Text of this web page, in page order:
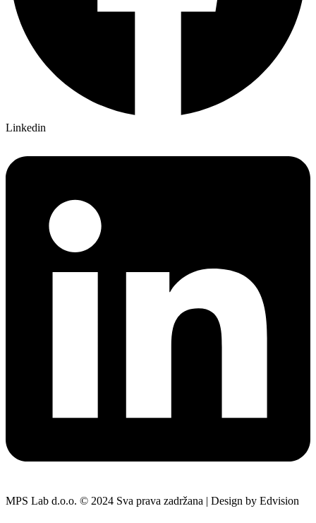
Linkedin
MPS Lab d.o.o. © 2024 Sva prava zadržana | Design by Edvision